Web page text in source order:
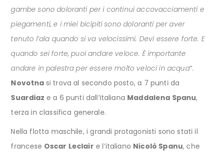
gambe sono doloranti per i continui accovacciamenti e
piegamenti, e i miei bicipiti sono doloranti per aver
tenuto l’ala quando si va velocissimi. Devi essere forte. E
quando sei forte, puoi andare veloce. È importante
andare in palestra per essere molto veloci in acqua“.
Novotna si trova al secondo posto, a 7 punti da
Suardiaz e a 6 punti dall’italiana Maddalena Spanu,
terza in classifica generale.
Nella flotta maschile, i grandi protagonisti sono stati il
francese Oscar Leclair e l’italiano Nicolò Spanu, che